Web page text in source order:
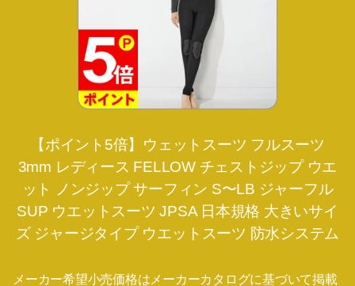
【ポイント5倍】ウェットスーツ フルスーツ
3mm レディース FELLOW チェストジップ ウエ
ット ノンジップ サーフィン S〜LB ジャーフル
SUP ウエットスーツ JPSA 日本規格 大きいサイ
ズ ジャージタイプ ウエットスーツ 防水システム
メーカー希望小売価格はメーカーカタログに基づいて掲載